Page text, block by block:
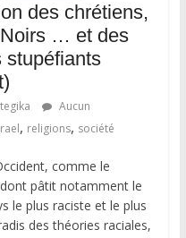
des chrétiens,
… et des
stupéfiants
Aucun
, religions, société
comme le
pâtit notamment le
le plus raciste et le plus
des théories raciales,